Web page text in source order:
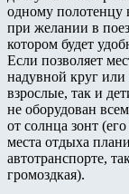
одному полотенцу
при желании в
котором будет
Если позволяет
надувной круг или
взрослые, так и
не оборудован
от солнца зонт
места отдыха
автотранспорте,
громоздкая).